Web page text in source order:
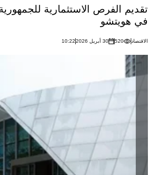
تقديم الفرص الاستثمارية
في هويتشو
الاقتصاد 520 30 أبريل 2026 10:22